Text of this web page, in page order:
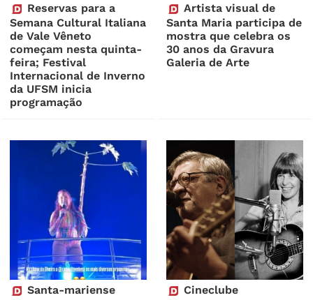
Reservas para a
Semana Cultural Italiana
de Vale Vêneto
começam nesta quinta-
feira; Festival
Internacional de Inverno
da UFSM inicia
programação
Artista visual de
Santa Maria participa de
mostra que celebra os
30 anos da Gravura
Galeria de Arte
Santa-mariense
Cineclube